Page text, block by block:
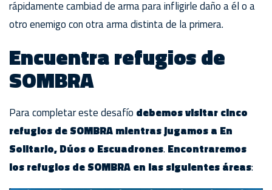
rápidamente cambiad de arma para infligirle daño a él o a
otro enemigo con otra arma distinta de la primera.
Encuentra refugios de
SOMBRA
Para completar este desafío debemos visitar cinco
refugios de SOMBRA mientras jugamos a En
Solitario, Dúos o Escuadrones. Encontraremos
los refugios de SOMBRA en las siguientes áreas: